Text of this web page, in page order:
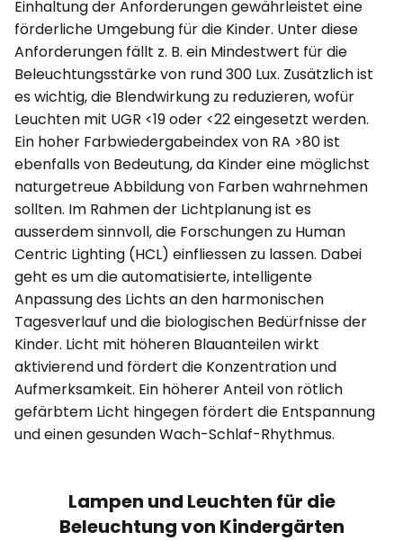
Einhaltung der Anforderungen gewährleistet eine
förderliche Umgebung für die Kinder. Unter diese
Anforderungen fällt z. B. ein Mindestwert für die
Beleuchtungsstärke von rund 300 Lux. Zusätzlich ist
es wichtig, die Blendwirkung zu reduzieren, wofür
Leuchten mit UGR <19 oder <22 eingesetzt werden.
Ein hoher Farbwiedergabeindex von RA >80 ist
ebenfalls von Bedeutung, da Kinder eine möglichst
naturgetreue Abbildung von Farben wahrnehmen
sollten. Im Rahmen der Lichtplanung ist es
ausserdem sinnvoll, die Forschungen zu Human
Centric Lighting (HCL) einfliessen zu lassen. Dabei
geht es um die automatisierte, intelligente
Anpassung des Lichts an den harmonischen
Tagesverlauf und die biologischen Bedürfnisse der
Kinder. Licht mit höheren Blauanteilen wirkt
aktivierend und fördert die Konzentration und
Aufmerksamkeit. Ein höherer Anteil von rötlich
gefärbtem Licht hingegen fördert die Entspannung
und einen gesunden Wach-Schlaf-Rhythmus.
Lampen und Leuchten für die
Beleuchtung von Kindergärten